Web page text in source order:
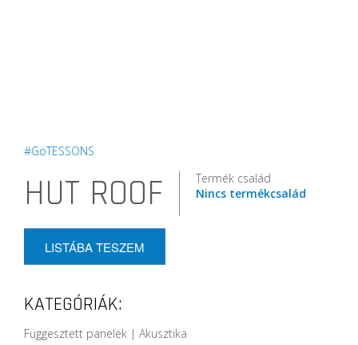
#GöTESSONS
HUT ROOF
Termék család
Nincs termékcsalád
LISTÁBA TESZEM
KATEGÓRIÁK:
Függesztett panelek | Akusztika